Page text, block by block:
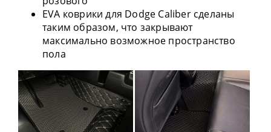
EVA коврики для Dodge Caliber сделаны
таким образом, что закрывают
максимально возможное пространство
пола